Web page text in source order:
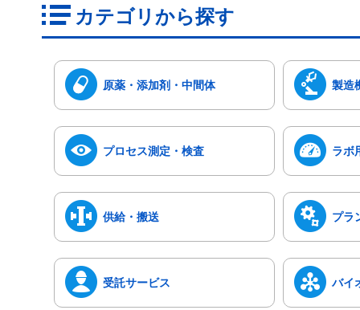
カテゴリから探す
原薬・添加剤・中間体 製造
プロセス測定・検査 ラボ
供給・搬送 プラ
受託サービス バイ